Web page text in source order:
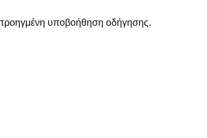
υποβοήθηση οδήγησης.